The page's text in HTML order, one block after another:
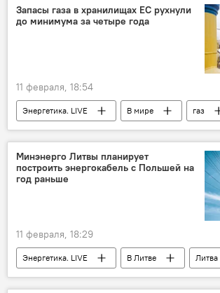
Политика
Общество
Россия
Гитанас Науседа
Запасы газа в хранилищах ЕС рухнули
до минимума за четыре года
11 февраля, 18:54
Энергетика. LIVE В мире
газ
Евросоюз (ЕС)
энергетика
энергетический рынок
энергоснабжение
природный газ
поставки газа
Минэнерго Литвы планирует
построить энергокабель с Польшей на
год раньше
11 февраля, 18:29
Энергетика. LIVE В Литве
Литва
Польша
энергетика